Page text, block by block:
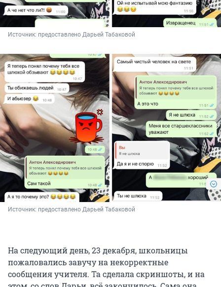
Источник: предоставлено Дарьей Табаковой
Источник: предоставлено Дарьей Табаковой
На следующий день, 23 декабря, школьницы
пожаловались завучу на некорректные
сообщения учителя. Та сделала скриншоты, и на